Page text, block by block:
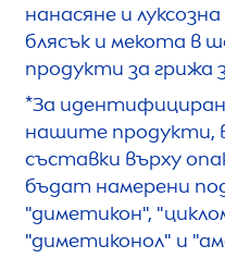
нанасяне и
блясък и мекота в
продукти за грижа
*За
нашите продукти,
съставки върху
бъдат намерени
"диметикон",
"диметиконол" и